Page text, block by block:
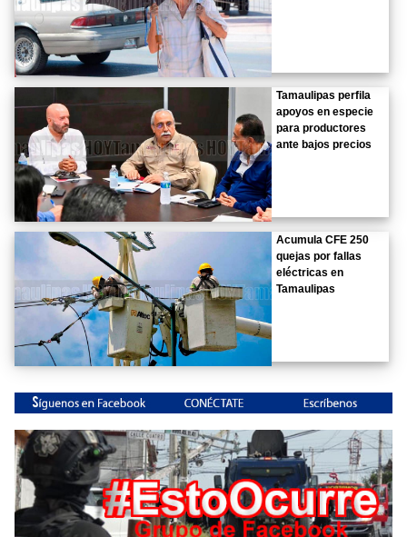
Tamaulipas perfila
apoyos en especie
para productores
ante bajos precios
Acumula CFE 250
quejas por fallas
eléctricas en
Tamaulipas